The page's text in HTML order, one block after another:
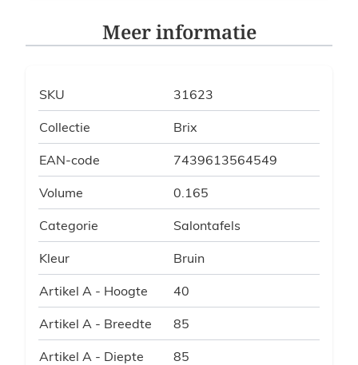
Meer informatie
SKU 31623
Collectie Brix
EAN-code 7439613564549
Volume 0.165
Categorie Salontafels
Kleur Bruin
Artikel A - Hoogte 40
Artikel A - Breedte 85
Artikel A - Diepte 85